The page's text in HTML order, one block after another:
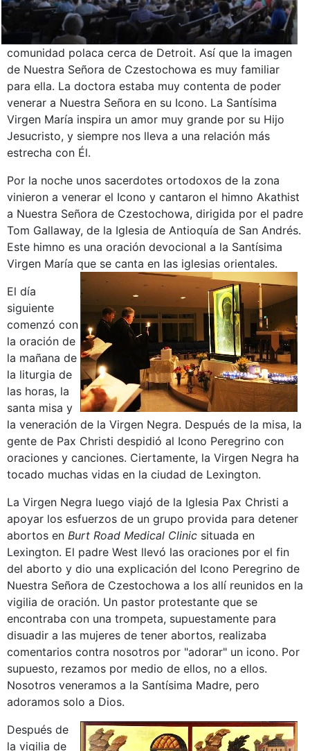
comunidad polaca cerca de Detroit. Así que la imagen
de Nuestra Señora de Czestochowa es muy familiar
para ella. La doctora estaba muy contenta de poder
venerar a Nuestra Señora en su Icono. La Santísima
Virgen María inspira un amor muy grande por su Hijo
Jesucristo, y siempre nos lleva a una relación más
estrecha con Él.
Por la noche unos sacerdotes ortodoxos de la zona
vinieron a venerar el Icono y cantaron el himno Akathist
a Nuestra Señora de Czestochowa, dirigida por el padre
Tom Gallaway, de la Iglesia de Antioquía de San Andrés.
Este himno es una oración devocional a la Santísima
Virgen María que se canta en las iglesias orientales.
El día
siguiente
comenzó con
la oración de
la mañana de
la liturgia de
las horas, la
santa misa y
la veneración de la Virgen Negra. Después de la misa, la
gente de Pax Christi despidió al Icono Peregrino con
oraciones y canciones. Ciertamente, la Virgen Negra ha
tocado muchas vidas en la ciudad de Lexington.
La Virgen Negra luego viajó de la Iglesia Pax Christi a
apoyar los esfuerzos de un grupo provida para detener
abortos en Burt Road Medical Clinic situada en
Lexington. El padre West llevó las oraciones por el fin
del aborto y dio una explicación del Icono Peregrino de
Nuestra Señora de Czestochowa a los allí reunidos en la
vigilia de oración. Un pastor protestante que se
encontraba con una trompeta, supuestamente para
disuadir a las mujeres de tener abortos, realizaba
comentarios contra nosotros por "adorar" un icono. Por
supuesto, rezamos por medio de ellos, no a ellos.
Nosotros veneramos a la Santísima Madre, pero
adoramos solo a Dios.
Después de
la vigilia de